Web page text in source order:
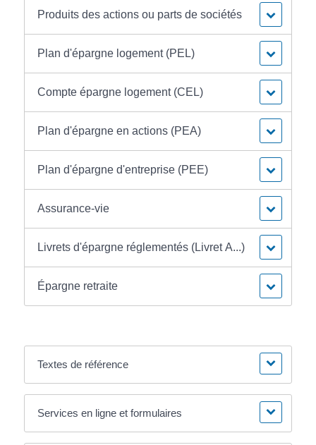
Produits des actions ou parts de sociétés
Plan d'épargne logement (PEL)
Compte épargne logement (CEL)
Plan d'épargne en actions (PEA)
Plan d'épargne d'entreprise (PEE)
Assurance-vie
Livrets d'épargne réglementés (Livret A...)
Épargne retraite
Textes de référence
Services en ligne et formulaires